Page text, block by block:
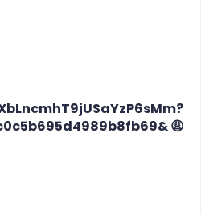
😩